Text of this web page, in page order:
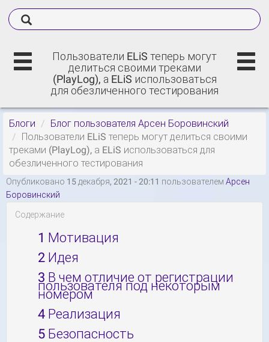
Пользователи ELiS теперь могут
делиться своими треками
(PlayLog), а ELiS использоваться
для обезличенного тестирования
Блоги
Блог пользователя Арсен Боровинский
Пользователи ELiS теперь могут делиться своими
треками (PlayLog), а ELiS использоваться для
обезличенного тестирования
Опубликовано 15 декабря, 2021 - 20:11 пользователем Арсен
Боровинский
Содержание
1 Мотивация
2 Идея
3 В чем отличие от регистрации
пользователя под некоторым
номером
4 Реализация
5 Безопасность